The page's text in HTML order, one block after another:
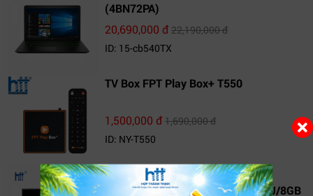
(4BN72PA)
20,690,000 đ22,190,000 đ
ID: 15-cb540TX
TV Box FPT Play Box+ T550
1,500,000 đ1,690,000 đ
ID: NY-T550
Laptop AVITA LIBER V14J
(NS14J8VNR571-FLB) (i7 10510U/8GB